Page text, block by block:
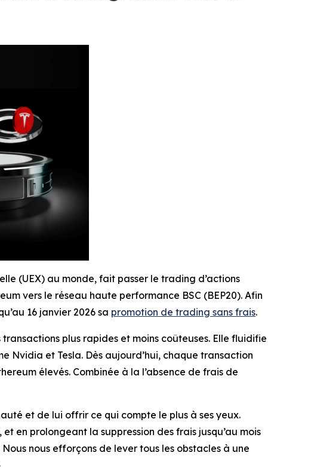
(UEX) au monde, fait passer le trading d’actions
vers le réseau haute performance BSC (BEP20). Afin
16 janvier 2026 sa promotion de trading sans frais.
plus rapides et moins coûteuses. Elle fluidifie
Nvidia et Tesla. Dès aujourd’hui, chaque transaction
élevés. Combinée à la l’absence de frais de
et de lui offrir ce qui compte le plus à ses yeux.
en prolongeant la suppression des frais jusqu’au mois
nous efforçons de lever tous les obstacles à une